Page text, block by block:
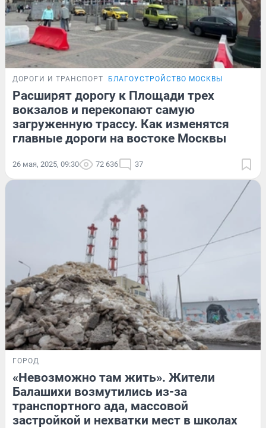
ДОРОГИ И ТРАНСПОРТ БЛАГОУСТРОЙСТВО МОСКВЫ
Расширят дорогу к Площади трех
вокзалов и перекопают самую
загруженную трассу. Как изменятся
главные дороги на востоке Москвы
26 мая, 2025, 09:30 72 636 37
ГОРОД
«Невозможно там жить». Жители
Балашихи возмутились из-за
транспортного ада, массовой
застройкой и нехватки мест в школах